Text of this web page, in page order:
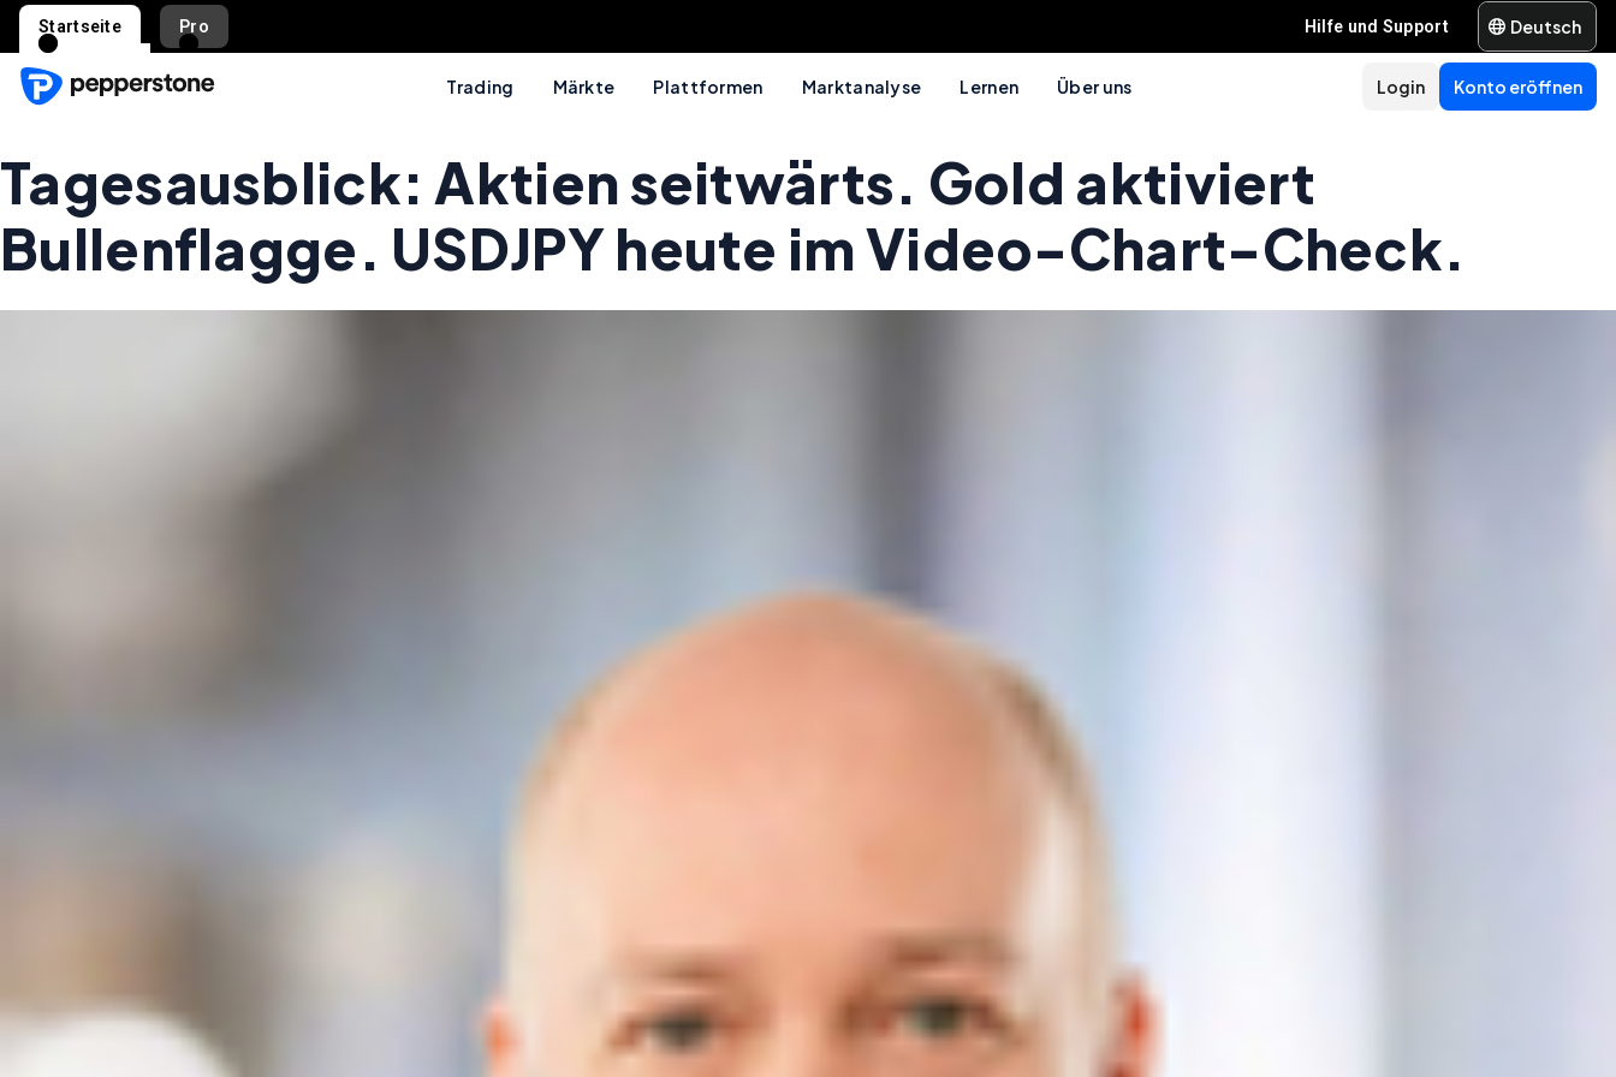
Startseite Pro Hilfe und Support Deutsch
Trading Märkte Plattformen Marktanalyse Lernen Über uns Konto eröffnen
Login
Tagesausblick: Aktien seitwärts. Gold aktiviert
Bullenflagge. USDJPY heute im Video-Chart-Check.